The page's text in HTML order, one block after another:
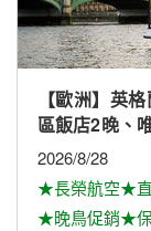
【歐洲】英
區飯店2晚、
雙大學城、下
2026/8/28
★長榮航空★
★晚鳥促銷★